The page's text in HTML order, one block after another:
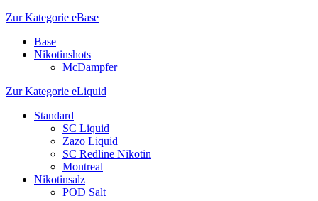
Zur Kategorie eBase
Base
Nikotinshots
McDampfer
Zur Kategorie eLiquid
Standard
SC Liquid
Zazo Liquid
SC Redline Nikotin
Montreal
Nikotinsalz
POD Salt